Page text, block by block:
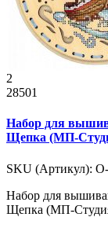
2
28501
Набор для
Щепка (МП-
SKU (Артикул):
Набор для
Щепка (МП-